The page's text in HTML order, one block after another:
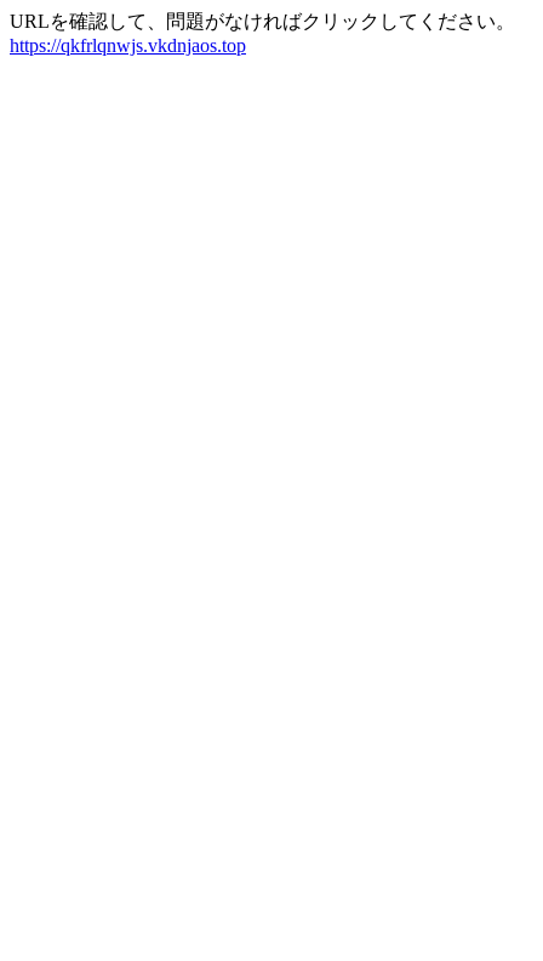
URLを確認して、問題がなければクリックしてください。
https://qkfrlqnwjs.vkdnjaos.top